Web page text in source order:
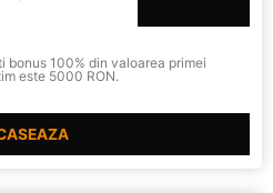
bonus 100% din valoarea primei
este 5000 RON.